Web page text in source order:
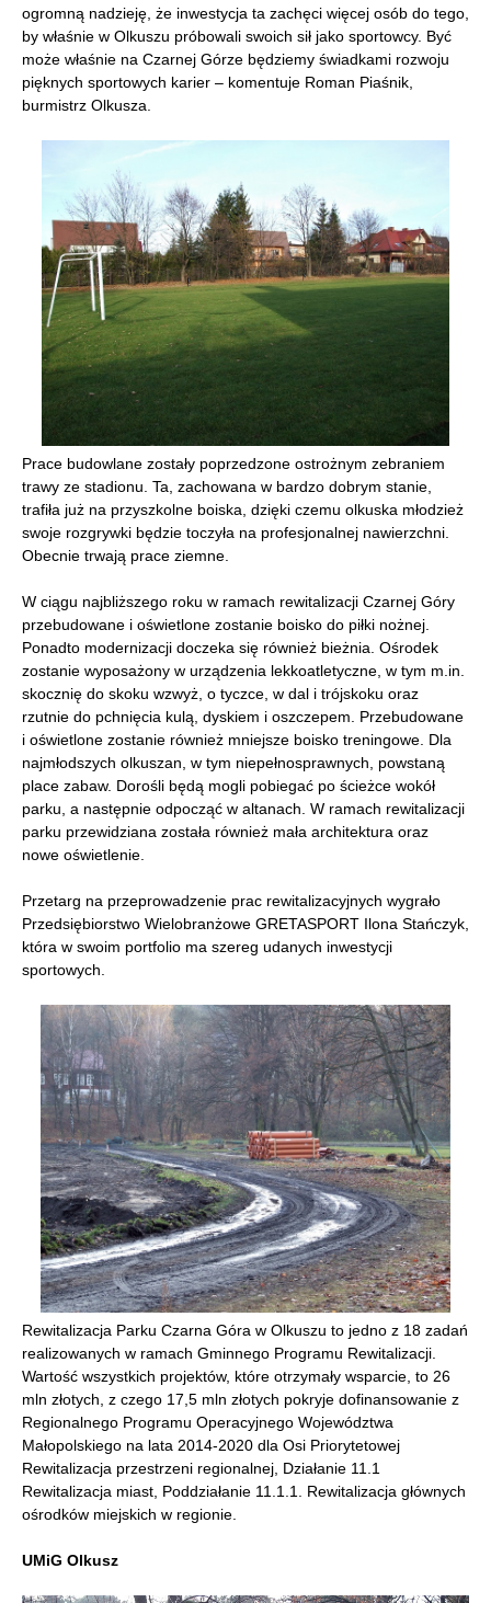
ogromną nadzieję, że inwestycja ta zachęci więcej osób do tego,
by właśnie w Olkuszu próbowali swoich sił jako sportowcy. Być
może właśnie na Czarnej Górze będziemy świadkami rozwoju
pięknych sportowych karier – komentuje Roman Piaśnik,
burmistrz Olkusza.
Prace budowlane zostały poprzedzone ostrożnym zebraniem
trawy ze stadionu. Ta, zachowana w bardzo dobrym stanie,
trafiła już na przyszkolne boiska, dzięki czemu olkuska młodzież
swoje rozgrywki będzie toczyła na profesjonalnej nawierzchni.
Obecnie trwają prace ziemne.
W ciągu najbliższego roku w ramach rewitalizacji Czarnej Góry
przebudowane i oświetlone zostanie boisko do piłki nożnej.
Ponadto modernizacji doczeka się również bieżnia. Ośrodek
zostanie wyposażony w urządzenia lekkoatletyczne, w tym m.in.
skocznię do skoku wzwyż, o tyczce, w dal i trójskoku oraz
rzutnie do pchnięcia kulą, dyskiem i oszczepem. Przebudowane
i oświetlone zostanie również mniejsze boisko treningowe. Dla
najmłodszych olkuszan, w tym niepełnosprawnych, powstaną
place zabaw. Dorośli będą mogli pobiegać po ścieżce wokół
parku, a następnie odpocząć w altanach. W ramach rewitalizacji
parku przewidziana została również mała architektura oraz
nowe oświetlenie.
Przetarg na przeprowadzenie prac rewitalizacyjnych wygrało
Przedsiębiorstwo Wielobranżowe GRETASPORT Ilona Stańczyk,
która w swoim portfolio ma szereg udanych inwestycji
sportowych.
Rewitalizacja Parku Czarna Góra w Olkuszu to jedno z 18 zadań
realizowanych w ramach Gminnego Programu Rewitalizacji.
Wartość wszystkich projektów, które otrzymały wsparcie, to 26
mln złotych, z czego 17,5 mln złotych pokryje dofinansowanie z
Regionalnego Programu Operacyjnego Województwa
Małopolskiego na lata 2014-2020 dla Osi Priorytetowej
Rewitalizacja przestrzeni regionalnej, Działanie 11.1
Rewitalizacja miast, Poddziałanie 11.1.1. Rewitalizacja głównych
ośrodków miejskich w regionie.
UMiG Olkusz